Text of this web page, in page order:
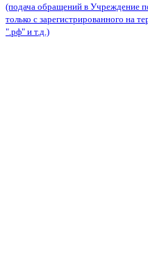
(подача обращений в Учреждение
только с зарегистрированного на
".рф" и т.д.)